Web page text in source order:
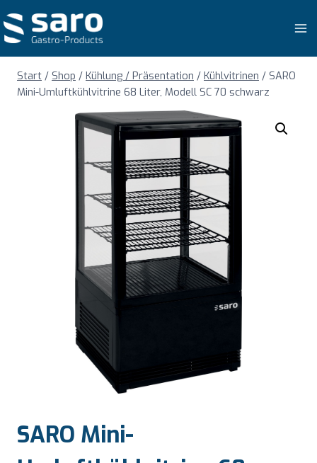
Inhalt
springen
Start / Shop / Kühlung / Präsentation / Kühlvitrinen / SARO
Mini-Umluftkühlvitrine 68 Liter, Modell SC 70 schwarz
SARO Mini-